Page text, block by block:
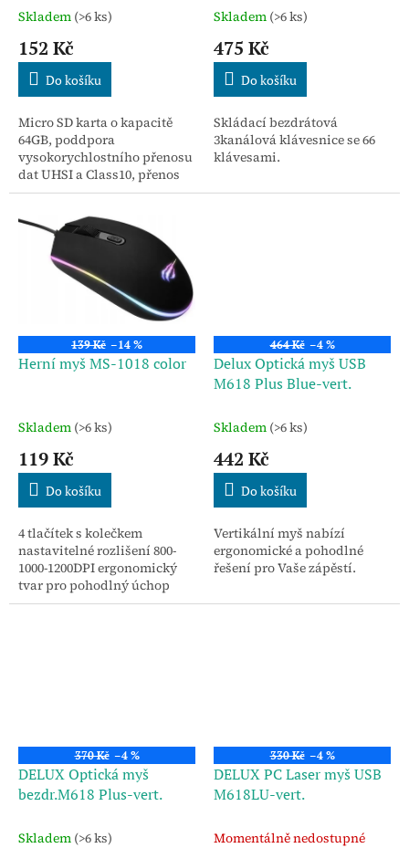
Skladem (>6 ks)
152 Kč
Do košíku
Micro SD karta o kapacitě
64GB, poddpora
vysokorychlostního přenosu
dat UHSI a Class10, přenos
dat až 104MB / s, balení
klasickou SD kartu.
Skladem (>6 ks)
475 Kč
Do košíku
Skládací bezdrátová
3kanálová klávesnice se 66
klávesami.
139 Kč –14 %
Herní myš MS-1018 color
Skladem (>6 ks)
119 Kč
Do košíku
4 tlačítek s kolečkem
nastavitelné rozlišení 800-
1000-1200DPI ergonomický
tvar pro pohodlný úchop
životnost tlačítek: 3mil.
464 Kč –4 %
Delux Optická myš USB
M618 Plus Blue-vert.
Skladem (>6 ks)
442 Kč
Do košíku
Vertikální myš nabízí
ergonomické a pohodlné
řešení pro Vaše zápěstí.
370 Kč –4 %
DELUX Optická myš
bezdr.M618 Plus-vert.
Skladem (>6 ks)
330 Kč –4 %
DELUX PC Laser myš USB
M618LU-vert.
Momentálně nedostupné